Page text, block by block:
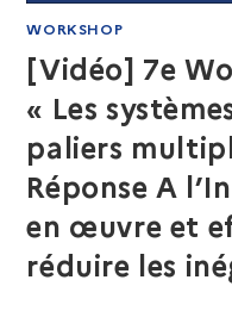
WORKSHOP
[Vidéo] 7e
« Les
paliers
Réponse A
en œuvre et
réduire les